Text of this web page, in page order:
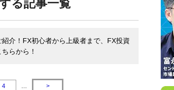
る記事一覧
介！FX初心者から上級者まで、FX投資
らから！
4 … >